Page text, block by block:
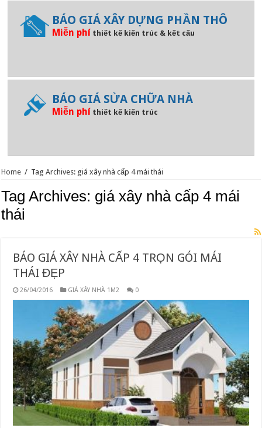
BÁO GIÁ XÂY DỰNG PHẦN THÔ
Miễn phí thiết kế kiến trúc & kết cấu
BÁO GIÁ SỬA CHỮA NHÀ
Miễn phí thiết kế kiến trúc
Home / Tag Archives: giá xây nhà cấp 4 mái thái
Tag Archives: giá xây nhà cấp 4 mái
thái
BÁO GIÁ XÂY NHÀ CẤP 4 TRỌN GÓI MÁI
THÁI ĐẸP
26/04/2016 GIÁ XÂY NHÀ 1M2 0